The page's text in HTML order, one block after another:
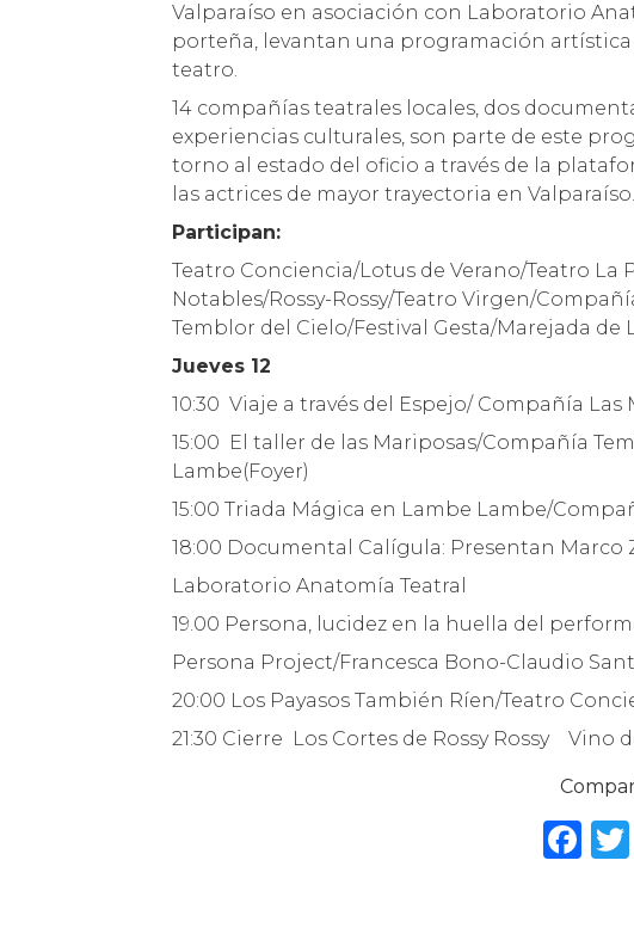
Valparaíso en asociación con Laboratorio
porteña, levantan una programación
teatro.
14 compañías teatrales locales, dos
experiencias culturales, son parte de este
torno al estado del oficio a través de la
las actrices de mayor trayectoria en Valparaíso.
Participan:
Teatro Conciencia/Lotus de Verano/Teatro La
Notables/Rossy-Rossy/Teatro Virgen/
Temblor del Cielo/Festival Gesta/Marejada de
Jueves 12
10:30 Viaje a través del Espejo/ Compañía Las
15:00 El taller de las Mariposas/Compañía
Lambe(Foyer)
15:00 Triada Mágica en Lambe Lambe/
18:00 Documental Calígula: Presentan Marco
Laboratorio Anatomía Teatral
19.00 Persona, lucidez en la huella del
Persona Project/Francesca Bono-Claudio
20:00 Los Payasos También Ríen/Teatro
21:30 Cierre Los Cortes de Rossy Rossy Vino
F